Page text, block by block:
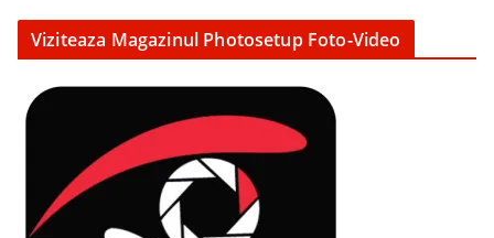
Viziteaza Magazinul Photosetup Foto-Video